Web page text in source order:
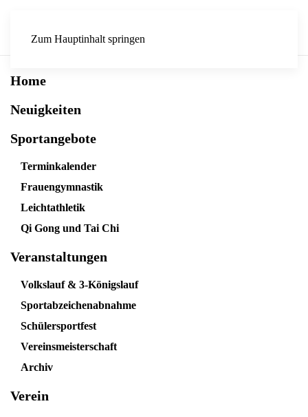
Zum Hauptinhalt springen
Home
Neuigkeiten
Sportangebote
Terminkalender
Frauengymnastik
Leichtathletik
Qi Gong und Tai Chi
Veranstaltungen
Volkslauf & 3-Königslauf
Sportabzeichenabnahme
Schülersportfest
Vereinsmeisterschaft
Archiv
Verein